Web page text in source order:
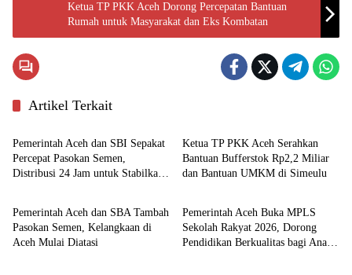
Ketua TP PKK Aceh Dorong Percepatan Bantuan
Rumah untuk Masyarakat dan Eks Kombatan
Artikel Terkait
Pemerintahan
Pemerintah Aceh dan SBI Sepakat
Percepat Pasokan Semen,
Distribusi 24 Jam untuk Stabilkan
Ketua TP PKK Aceh Serahkan
Bantuan Bufferstok Rp2,2 Miliar
dan Bantuan UMKM di Simeulu
Ekonomi
Pemerintah Aceh dan SBA Tambah
Pasokan Semen, Kelangkaan di
Aceh Mulai Diatasi
Pemerintahan
Pemerintah Aceh Buka MPLS
Sekolah Rakyat 2026, Dorong
Pendidikan Berkualitas bagi Anak
Nasional Ekonomi